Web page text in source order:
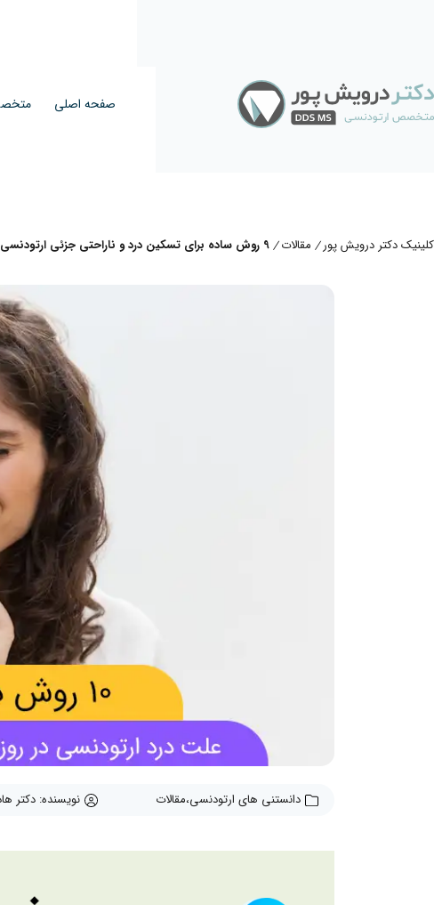
صفحه اصلی
کلینیک دکتر درویش پور / مقالات /9 روش ساده برای تسکین درد و ناراحتی جزئی ارتودنسی در روزهای اول
دانستنی های ارتودنسی مقالات نویسنده: دکتر